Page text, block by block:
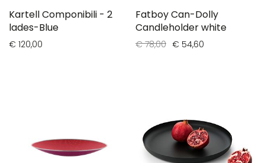
Kartell Componibili - 2
lades-Blue
€ 120,00
Fatboy Can-Dolly
Candleholder white
€ 54,60
€ 78,00